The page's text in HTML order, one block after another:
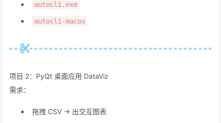
autocli.exe
autocli-macos
项目 2：PyQt 桌面应用 DataViz
需求：
拖拽 CSV → 出交互图表